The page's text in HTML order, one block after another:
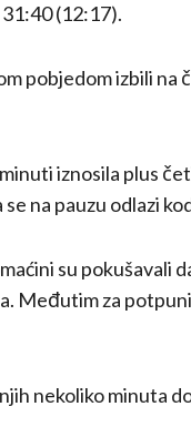
(12:17).
pobjedom izbili na
iznosila plus
na pauzu odlazi
su pokušavali
Međutim za
nekoliko minuta